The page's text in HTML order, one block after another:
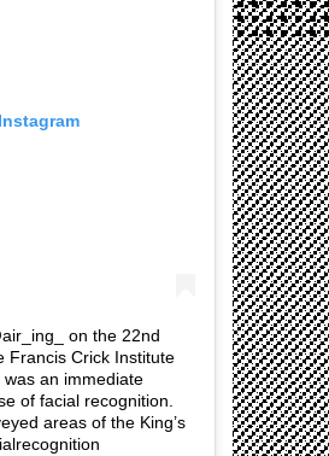
on the 22nd
Francis Crick Institute
an immediate
of facial recognition.
areas of the King’s